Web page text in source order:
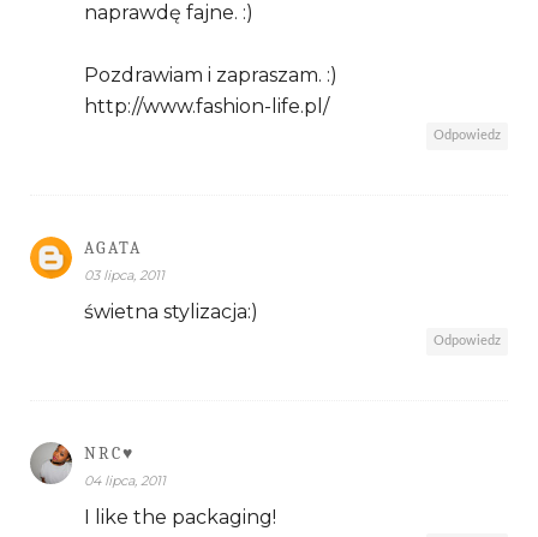
naprawdę fajne. :)
Pozdrawiam i zapraszam. :)
http://www.fashion-life.pl/
Odpowiedz
AGATA
03 lipca, 2011
świetna stylizacja:)
Odpowiedz
NRC♥
04 lipca, 2011
I like the packaging!